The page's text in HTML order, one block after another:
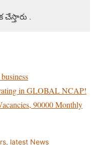
.
in GLOBAL NCAP!
90000 Monthly
, latest News